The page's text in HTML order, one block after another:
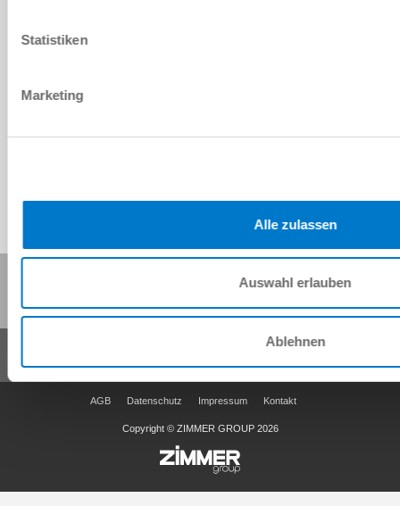
Statistiken
Marketing
Alle zulassen
Auswahl erlauben
Ablehnen
AGB Datenschutz Impressum Kontakt
Copyright © ZIMMER GROUP 2026